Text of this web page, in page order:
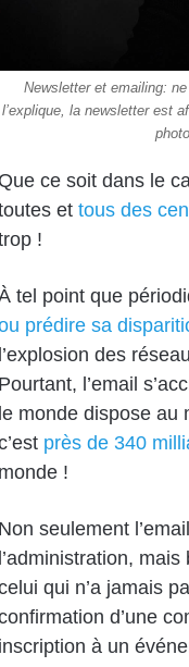
Newsletter et emailing:
l’explique, la newsletter est
Que ce soit dans le
et tous des
!
tel point que
prédire sa
l’explosion des
Pourtant, l’email
le monde dispose au
près de 340
monde !
Non seulement
l’administration,
qui n’a jamais
d’une
inscription à un